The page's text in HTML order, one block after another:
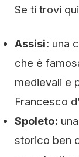
Se ti trovi
Assisi: una
che è
medievali e
Francesco
Spoleto:
storico ben